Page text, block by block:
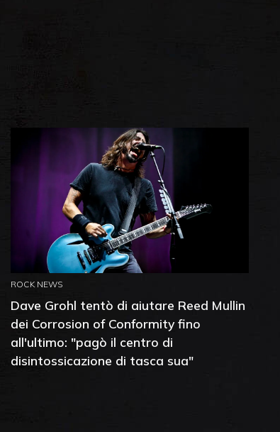
ROCK NEWS
Dave Grohl tentò di aiutare Reed Mullin
dei Corrosion of Conformity fino
all'ultimo: "pagò il centro di
disintossicazione di tasca sua"